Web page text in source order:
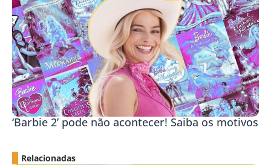
‘Barbie 2’ pode não acontecer! Saiba os motivos
Relacionadas